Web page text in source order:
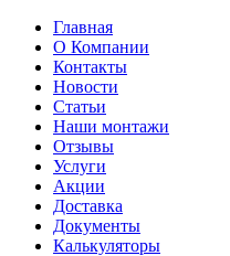
Главная
О Компании
Контакты
Новости
Статьи
Наши монтажи
Отзывы
Услуги
Акции
Доставка
Документы
Калькуляторы